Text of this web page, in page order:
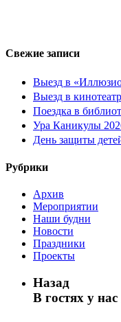
Свежие записи
Выезд в
Выезд в
Поездка в
Ура Каникулы
День защиты
Рубрики
Архив
Мероприятии
Наши будни
Новости
Праздники
Проекты
Назад
В гостях у